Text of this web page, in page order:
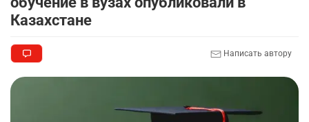
Казахстане
Написать автору